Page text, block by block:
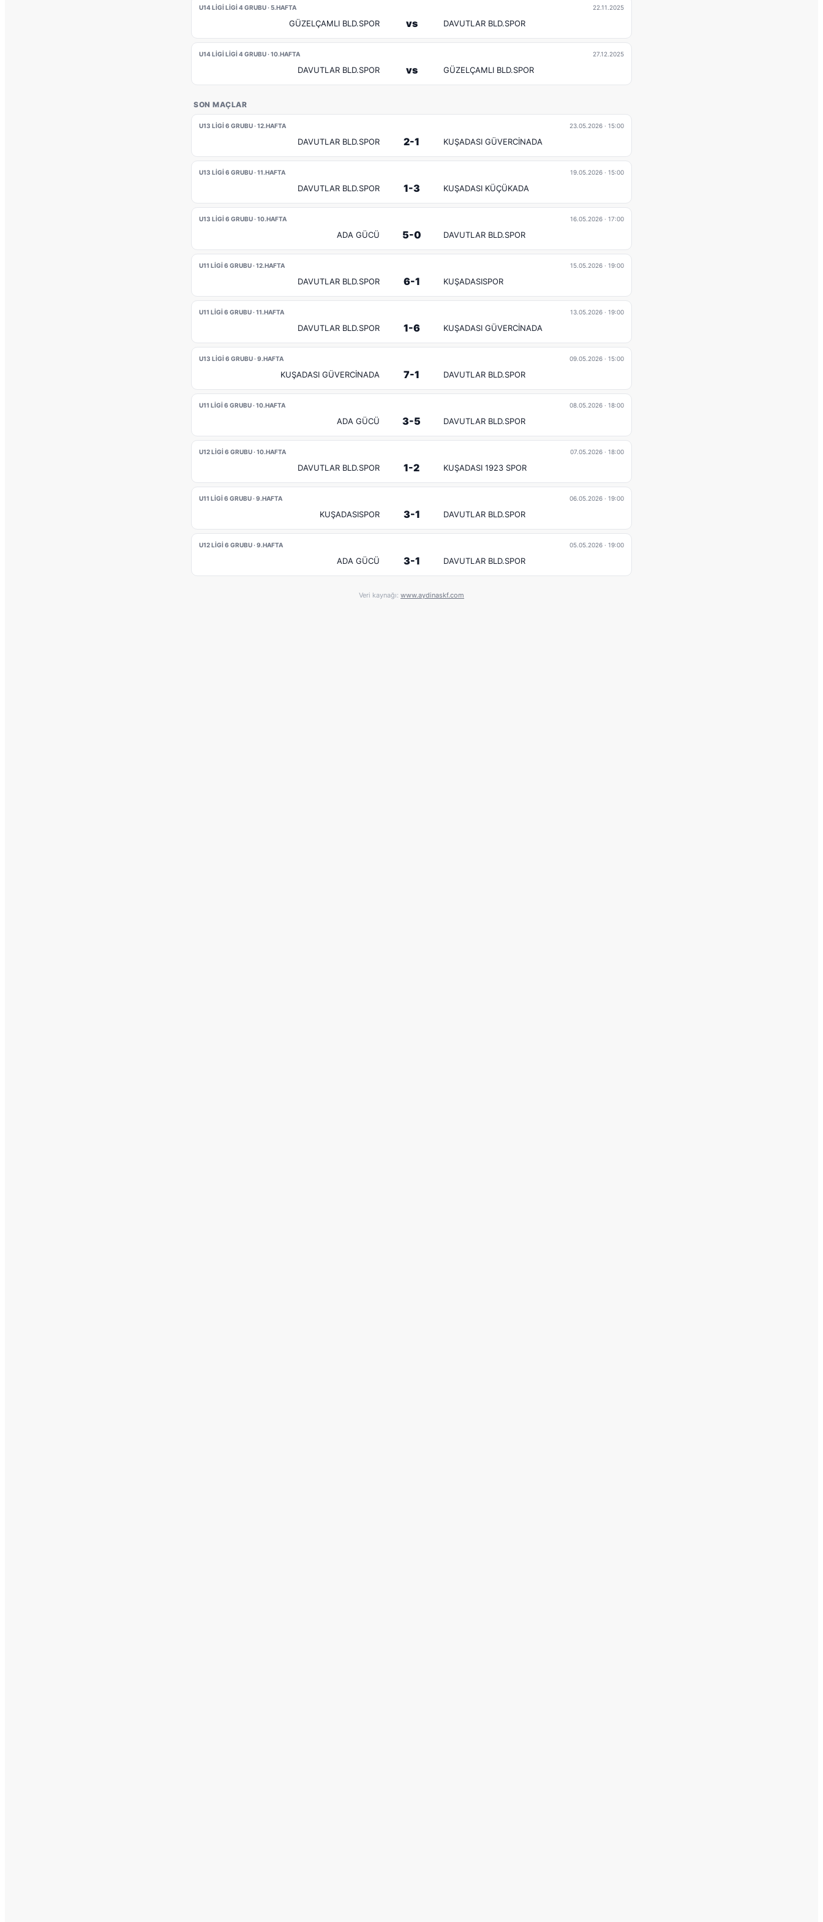
U14 LİGİ LİGİ 4 GRUBU · 5.HAFTA 22.11.2025
GÜZELÇAMLI BLD.SPOR vs DAVUTLAR BLD.SPOR
U14 LİGİ LİGİ 4 GRUBU · 10.HAFTA 27.12.2025
DAVUTLAR BLD.SPOR vs GÜZELÇAMLI BLD.SPOR
SON MAÇLAR
U13 LİGİ 6 GRUBU · 12.HAFTA 23.05.2026 · 15:00
DAVUTLAR BLD.SPOR 2-1 KUŞADASI GÜVERCİNADA
U13 LİGİ 6 GRUBU · 11.HAFTA 19.05.2026 · 15:00
DAVUTLAR BLD.SPOR 1-3 KUŞADASI KÜÇÜKADA
U13 LİGİ 6 GRUBU · 10.HAFTA 16.05.2026 · 17:00
ADA GÜCÜ 5-0 DAVUTLAR BLD.SPOR
U11 LİGİ 6 GRUBU · 12.HAFTA 15.05.2026 · 19:00
DAVUTLAR BLD.SPOR 6-1 KUŞADASISPOR
U11 LİGİ 6 GRUBU · 11.HAFTA 13.05.2026 · 19:00
DAVUTLAR BLD.SPOR 1-6 KUŞADASI GÜVERCİNADA
U13 LİGİ 6 GRUBU · 9.HAFTA 09.05.2026 · 15:00
KUŞADASI GÜVERCİNADA 7-1 DAVUTLAR BLD.SPOR
U11 LİGİ 6 GRUBU · 10.HAFTA 08.05.2026 · 18:00
ADA GÜCÜ 3-5 DAVUTLAR BLD.SPOR
U12 LİGİ 6 GRUBU · 10.HAFTA 07.05.2026 · 18:00
DAVUTLAR BLD.SPOR 1-2 KUŞADASI 1923 SPOR
U11 LİGİ 6 GRUBU · 9.HAFTA 06.05.2026 · 19:00
KUŞADASISPOR 3-1 DAVUTLAR BLD.SPOR
U12 LİGİ 6 GRUBU · 9.HAFTA 05.05.2026 · 19:00
ADA GÜCÜ 3-1 DAVUTLAR BLD.SPOR
Veri kaynağı: www.aydinaskf.com